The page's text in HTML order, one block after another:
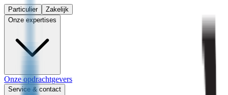
Particulier
Zakelijk
Onze expertises
Onze opdrachtgevers
Service & contact